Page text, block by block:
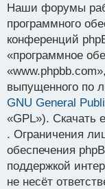
Наши форумы
программного
конференций
«программное
выпущенного по
GNU General
«GPL»). Скачать
. Ограничения
обеспечения
поддержкой
не несёт